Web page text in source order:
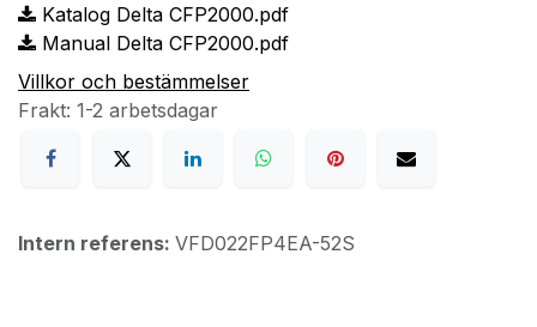
Katalog Delta CFP2000.pdf
Manual Delta CFP2000.pdf
Villkor och bestämmelser
Frakt: 1-2 arbetsdagar
Intern referens: VFD022FP4EA-52S